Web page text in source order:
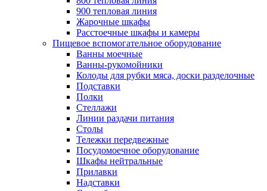
900 тепловая линия
Жарочные шкафы
Расстоечные шкафы и камеры
Пищевое вспомогательное оборудование
Ванны моечные
Ванны-рукомойники
Колоды для рубки мяса, доски разделочные
Подставки
Полки
Стеллажи
Линии раздачи питания
Столы
Тележки передвежные
Посудомоечное оборудование
Шкафы нейтральные
Прилавки
Надставки